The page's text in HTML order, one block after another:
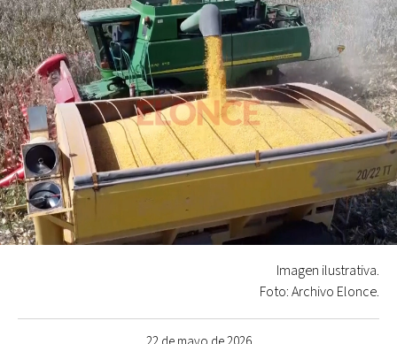
Imagen ilustrativa.
Foto: Archivo Elonce.